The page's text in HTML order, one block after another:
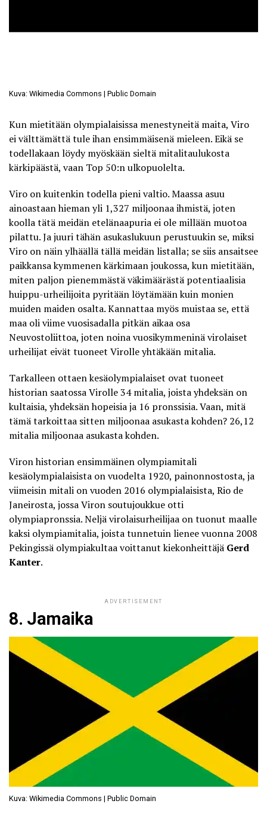
Kuva: Wikimedia Commons | Public Domain
Kun mietitään olympialaisissa menestyneitä maita, Viro
ei välttämättä tule ihan ensimmäisenä mieleen. Eikä se
todellakaan löydy myöskään sieltä mitalitaulukosta
kärkipäästä, vaan Top 50:n ulkopuolelta.
Viro on kuitenkin todella pieni valtio. Maassa asuu
ainoastaan hieman yli 1,327 miljoonaa ihmistä, joten
koolla tätä meidän etelänaapuria ei ole millään muotoa
pilattu. Ja juuri tähän asukaslukuun perustuukin se, miksi
Viro on näin ylhäällä tällä meidän listalla; se siis ansaitsee
paikkansa kymmenen kärkimaan joukossa, kun mietitään,
miten paljon pienemmästä väkimäärästä potentiaalisia
huippu-urheilijoita pyritään löytämään kuin monien
muiden maiden osalta. Kannattaa myös muistaa se, että
maa oli viime vuosisadalla pitkän aikaa osa
Neuvostoliittoa, joten noina vuosikymmeninä virolaiset
urheilijat eivät tuoneet Virolle yhtäkään mitalia.
Tarkalleen ottaen kesäolympialaiset ovat tuoneet
historian saatossa Virolle 34 mitalia, joista yhdeksän on
kultaisia, yhdeksän hopeisia ja 16 pronssisia. Vaan, mitä
tämä tarkoittaa sitten miljoonaa asukasta kohden? 26,12
mitalia miljoonaa asukasta kohden.
Viron historian ensimmäinen olympiamitali
kesäolympialaisista on vuodelta 1920, painonnostosta, ja
viimeisin mitali on vuoden 2016 olympialaisista, Rio de
Janeirosta, jossa Viron soutujoukkue otti
olympiapronssia. Neljä virolaisurheilijaa on tuonut maalle
kaksi olympiamitalia, joista tunnetuin lienee vuonna 2008
Pekingissä olympiakultaa voittanut kiekonheittäjä Gerd
Kanter.
ADVERTISEMENT
8. Jamaika
Kuva: Wikimedia Commons | Public Domain